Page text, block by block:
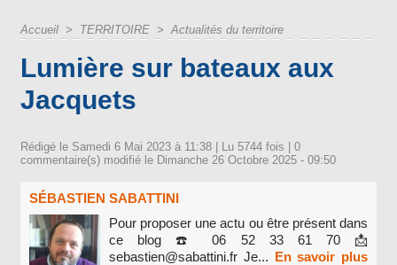
Accueil > TERRITOIRE > Actualités du territoire
Lumière sur bateaux aux
Jacquets
Rédigé le Samedi 6 Mai 2023 à 11:38 | Lu 5744 fois | 0
commentaire(s) modifié le Dimanche 26 Octobre 2025 - 09:50
SÉBASTIEN SABATTINI
Pour proposer une actu ou être présent dans
ce blog ☎️ 06 52 33 61 70 📩
sebastien@sabattini.fr Je... En savoir plus